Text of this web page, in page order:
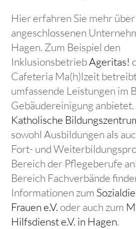
Hier erfahren Sie mehr
angeschlossenen
Hagen. Zum Beispiel den
InklusionsbetriebAgeritas!
Cafeteria Ma(h)lzeit
umfassende Leistungen im
Gebäudereinigung
Katholische
sowohl Ausbildungen als
Fort- und
Bereich der Pflegeberufe
Bereich Fachverbände
Informationen zum
Frauen e.V. oder auch zum
Hilfsdienst e.V. in Hagen.